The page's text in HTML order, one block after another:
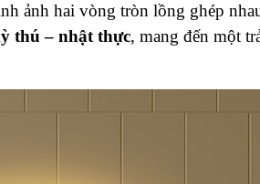
ảnh hai vòng tròn lồng ghép
thú – nhật thực, mang đến một